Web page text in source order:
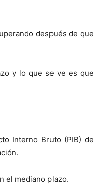
después de que
y lo que se ve es que
Interno Bruto (PIB) de
el mediano plazo.